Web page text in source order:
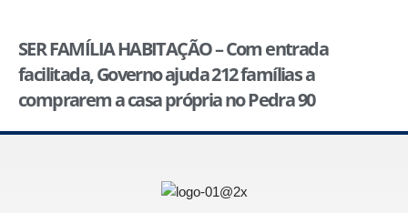
SER FAMÍLIA HABITAÇÃO – Com entrada
facilitada, Governo ajuda 212 famílias a
comprarem a casa própria no Pedra 90